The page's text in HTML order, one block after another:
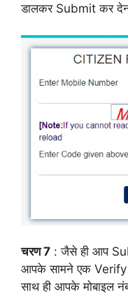
डालकर Submit कर
चरण 7 : जैसे ही आप
आपके सामने एक
साथ ही आपके मोबाइल